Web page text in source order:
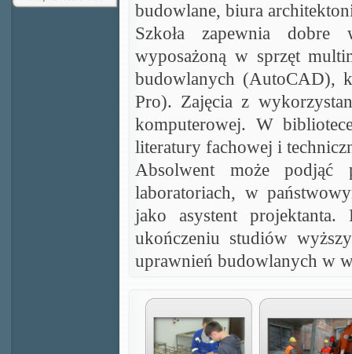
budowlane, biura
Szkoła zapewnia
wyposażoną w sprzęt
budowlanych (AutoCAD),
Pro). Zajęcia z
komputerowej. W
literatury fachowej i
Absolwent może podjąć
laboratoriach, w
jako asystent projektanta.
ukończeniu studiów
uprawnień budowlanych w